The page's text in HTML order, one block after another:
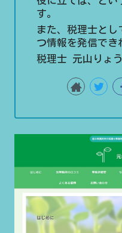
す。
また、税理士とし
つ情報を発信でき
税理士 元山りょう